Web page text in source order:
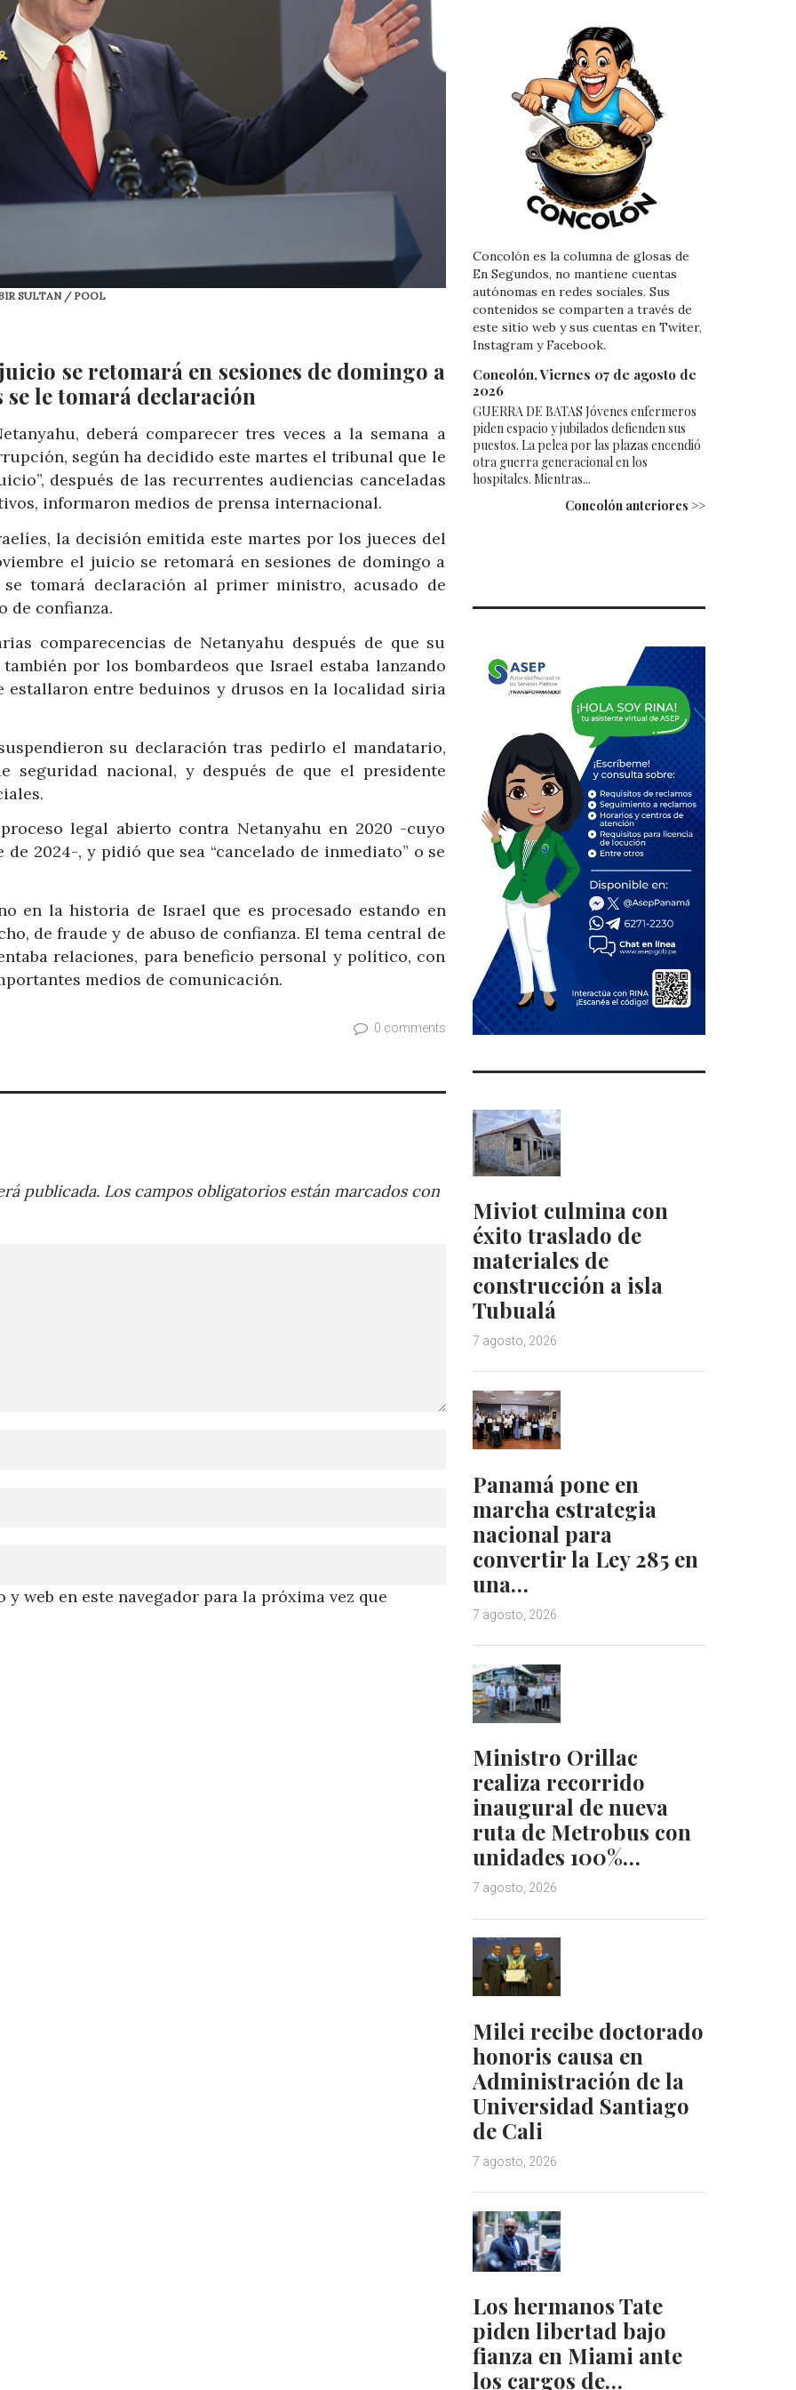
SULTAN / POOL
se retomará en sesiones de domingo a
se le tomará declaración
deberá comparecer tres veces a la semana a
según ha decidido este martes el tribunal que le
después de las recurrentes audiencias canceladas
informaron medios de prensa internacional.
la decisión emitida este martes por los jueces del
el juicio se retomará en sesiones de domingo a
tomará declaración al primer ministro, acusado de
de confianza.
comparecencias de Netanyahu después de que su
por los bombardeos que Israel estaba lanzando
estallaron entre beduinos y drusos en la localidad siria
su declaración tras pedirlo el mandatario,
seguridad nacional, y después de que el presidente
legal abierto contra Netanyahu en 2020 -cuyo
2024-, y pidió que sea “cancelado de inmediato” o se
en la historia de Israel que es procesado estando en
de fraude y de abuso de confianza. El tema central de
relaciones, para beneficio personal y político, con
medios de comunicación.
0 comments
publicada. Los campos obligatorios están marcados con
web en este navegador para la próxima vez que
Concolón es la columna de glosas de
En Segundos, no mantiene cuentas
autónomas en redes sociales. Sus
contenidos se comparten a través de
este sitio web y sus cuentas en Twiter,
Instagram y Facebook.
Concolón, Viernes 07 de agosto de
2026
GUERRA DE BATAS Jóvenes enfermeros
piden espacio y jubilados defienden sus
puestos. La pelea por las plazas encendió
otra guerra generacional en los
hospitales. Mientras...
Concolón anteriores >>
Miviot culmina con
éxito traslado de
materiales de
construcción a isla
Tubualá
7 agosto, 2026
Panamá pone en
marcha estrategia
nacional para
convertir la Ley 285 en
una…
7 agosto, 2026
Ministro Orillac
realiza recorrido
inaugural de nueva
ruta de Metrobus con
unidades 100%…
7 agosto, 2026
Milei recibe doctorado
honoris causa en
Administración de la
Universidad Santiago
de Cali
7 agosto, 2026
Los hermanos Tate
piden libertad bajo
fianza en Miami ante
los cargos de…